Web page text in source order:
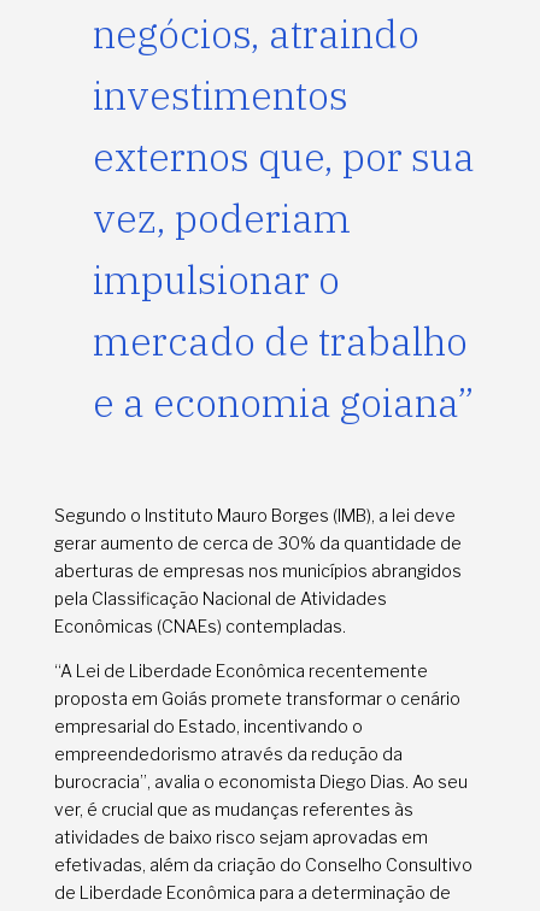
negócios, atraindo
investimentos
externos que, por sua
vez, poderiam
impulsionar o
mercado de trabalho
e a economia goiana”
Segundo o Instituto Mauro Borges (IMB), a lei deve
gerar aumento de cerca de 30% da quantidade de
aberturas de empresas nos municípios abrangidos
pela Classificação Nacional de Atividades
Econômicas (CNAEs) contempladas.
“A Lei de Liberdade Econômica recentemente
proposta em Goiás promete transformar o cenário
empresarial do Estado, incentivando o
empreendedorismo através da redução da
burocracia”, avalia o economista Diego Dias. Ao seu
ver, é crucial que as mudanças referentes às
atividades de baixo risco sejam aprovadas em
efetivadas, além da criação do Conselho Consultivo
de Liberdade Econômica para a determinação de